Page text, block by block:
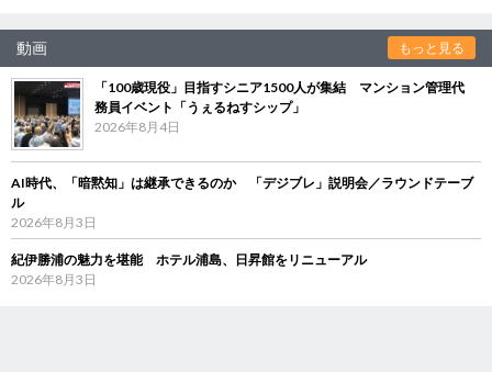
動画 もっと見る
「100歳現役」目指すシニア1500人が集結 マンション管理代
務員イベント「うぇるねすシップ」
2026年8月4日
AI時代、「暗黙知」は継承できるのか 「デジブレ」説明会／ラウンドテーブ
ル
2026年8月3日
紀伊勝浦の魅力を堪能 ホテル浦島、日昇館をリニューアル
2026年8月3日